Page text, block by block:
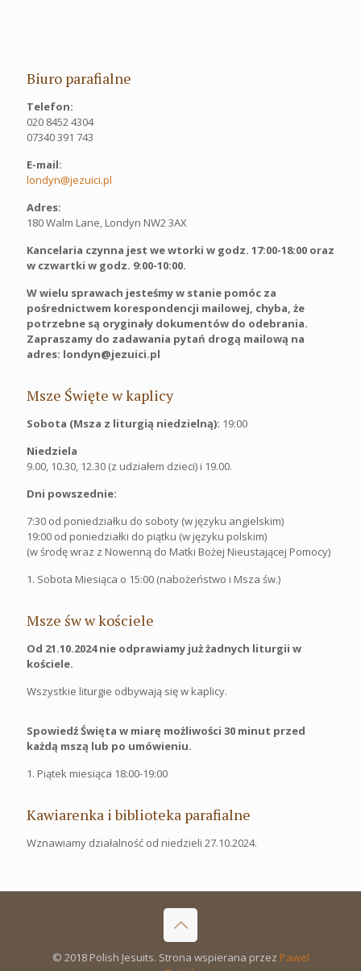
Biuro parafialne
Telefon:
020 8452 4304
07340 391 743
E-mail:
londyn@jezuici.pl
Adres:
180 Walm Lane, Londyn NW2 3AX
Kancelaria czynna jest we wtorki w godz. 17:00-18:00 oraz
w czwartki w godz. 9:00-10:00.
W wielu sprawach jesteśmy w stanie pomóc za
pośrednictwem korespondencji mailowej, chyba, że
potrzebne są oryginały dokumentów do odebrania.
Zapraszamy do zadawania pytań drogą mailową na
adres: londyn@jezuici.pl
Msze Święte w kaplicy
Sobota (Msza z liturgią niedzielną): 19:00
Niedziela
9.00, 10.30, 12.30 (z udziałem dzieci) i 19.00.
Dni powszednie:
7:30 od poniedziałku do soboty (w języku angielskim)
19:00 od poniedziałki do piątku (w języku polskim)
(w środę wraz z Nowenną do Matki Bożej Nieustającej Pomocy)
1. Sobota Miesiąca o 15:00 (nabożeństwo i Msza św.)
Msze św w kościele
Od 21.10.2024 nie odprawiamy już żadnych liturgii w
kościele.
Wszystkie liturgie odbywają się w kaplicy.
Spowiedź Święta w miarę możliwości 30 minut przed
każdą mszą lub po umówieniu.
1. Piątek miesiąca 18:00-19:00
Kawiarenka i biblioteka parafialne
Wznawiamy działalność od niedzieli 27.10.2024.
© 2018 Polish Jesuits. Strona wspierana przez Pawel